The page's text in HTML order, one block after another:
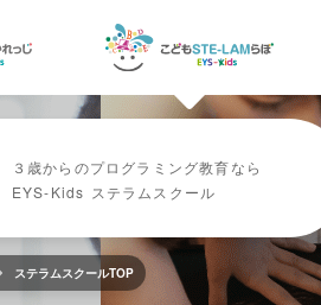
こども向け音楽教室 こども向けダンス
こども向けプログラミング教育
３歳からのプログラミング教育なら
EYS-Kids ステラムスクール
ステラムスクールTOP